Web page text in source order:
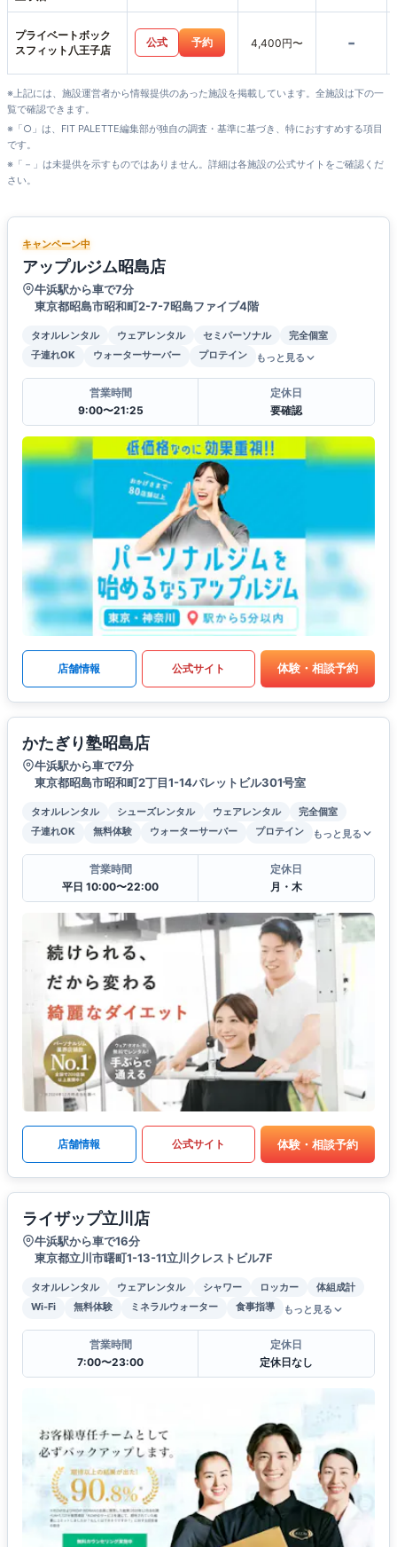
プライベートボック
スフィット八王子店
公式 予約 4,400円〜 -
※上記には、施設運営者から情報提供のあった施設を掲載しています。全施設は下の一
覧で確認できます。
※「○」は、FIT PALETTE編集部が独自の調査・基準に基づき、特におすすめする項目
です。
※「－」は未提供を示すものではありません。詳細は各施設の公式サイトをご確認くだ
さい。
キャンペーン中
アップルジム昭島店
牛浜駅から車で7分
東京都昭島市昭和町2-7-7昭島ファイブ4階
タオルレンタル ウェアレンタル セミパーソナル
完全個室
子連れOK
ウォーターサーバー プロテイン もっと見る
営業時間
9:00〜21:25
定休日
要確認
店舗情報 公式サイト 体験・相談予約
かたぎり塾昭島店
牛浜駅から車で7分
東京都昭島市昭和町2丁目1-14パレットビル301号室
タオルレンタル シューズレンタル ウェアレンタル
完全個室
子連れOK
無料体験 ウォーターサーバー プロテイン もっと見る
営業時間
平日 10:00〜22:00
定休日
月・木
店舗情報 公式サイト 体験・相談予約
ライザップ立川店
牛浜駅から車で16分
東京都立川市曙町1-13-11立川クレストビル7F
タオルレンタル ウェアレンタル シャワー ロッカー
体組成計
Wi-Fi
無料体験 ミネラルウォーター 食事指導 もっと見る
営業時間
7:00〜23:00
定休日
定休日なし